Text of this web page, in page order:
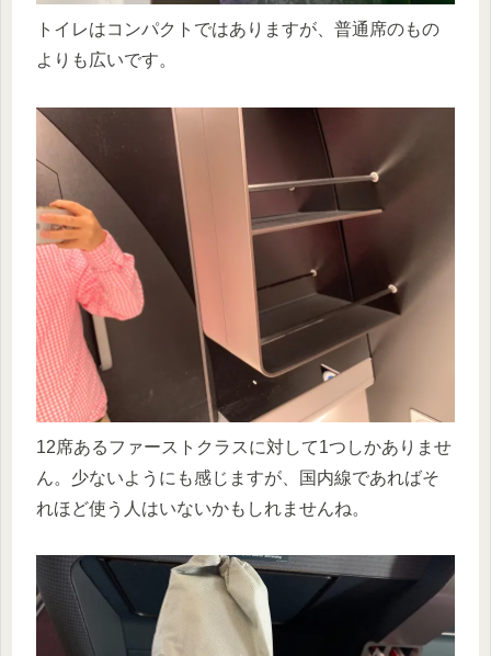
トイレはコンパクトではありますが、普通席のもの
よりも広いです。
12席あるファーストクラスに対して1つしかありませ
ん。少ないようにも感じますが、国内線であればそ
れほど使う人はいないかもしれませんね。